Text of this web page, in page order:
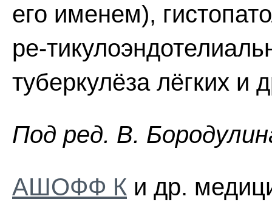
его именем),
ре-
туберкулёза лёгких и
Пoд peд. B.
АШОФФ К и др.